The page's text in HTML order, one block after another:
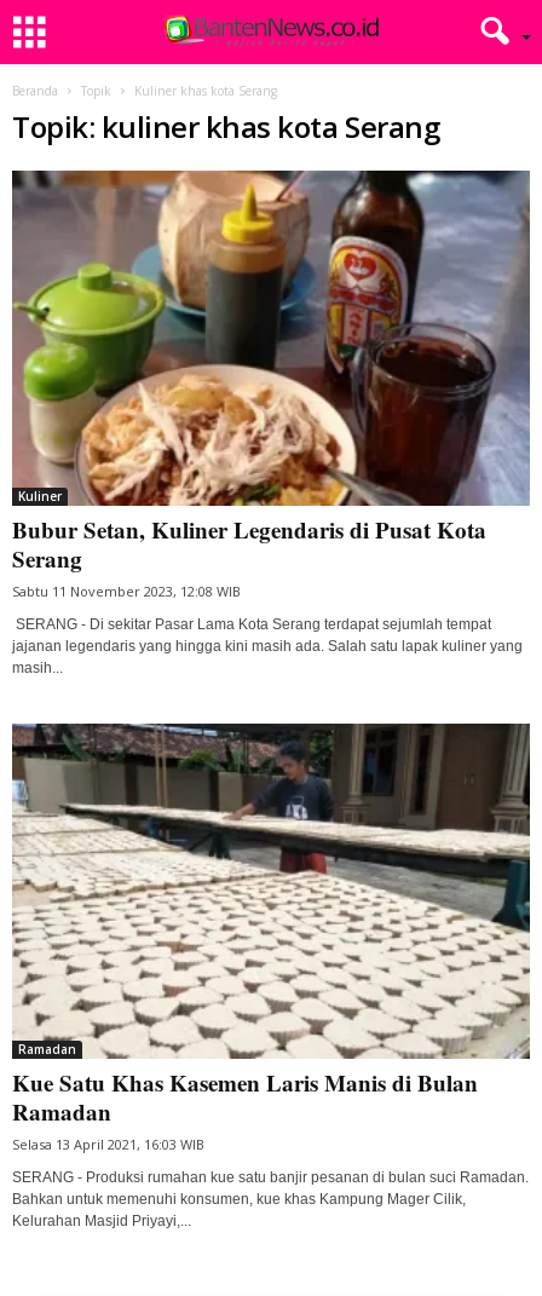
Beranda Topik Kuliner khas kota Serang
Topik: kuliner khas kota Serang
Kuliner
Bubur Setan, Kuliner Legendaris di Pusat Kota
Serang
Sabtu 11 November 2023, 12:08 WIB
SERANG - Di sekitar Pasar Lama Kota Serang terdapat sejumlah tempat
jajanan legendaris yang hingga kini masih ada. Salah satu lapak kuliner yang
masih...
Ramadan
Kue Satu Khas Kasemen Laris Manis di Bulan
Ramadan
Selasa 13 April 2021, 16:03 WIB
SERANG - Produksi rumahan kue satu banjir pesanan di bulan suci Ramadan.
Bahkan untuk memenuhi konsumen, kue khas Kampung Mager Cilik,
Kelurahan Masjid Priyayi,...